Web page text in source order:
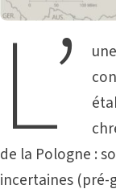
L’
de la Pologne :
incertaines